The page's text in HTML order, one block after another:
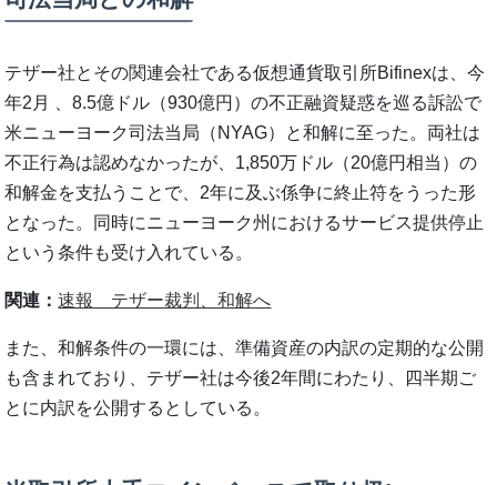
テザー社とその関連会社である仮想通貨取引所Bifinexは、今
年2月 、8.5億ドル（930億円）の不正融資疑惑を巡る訴訟で
米ニューヨーク司法当局（NYAG）と和解に至った。両社は
不正行為は認めなかったが、1,850万ドル（20億円相当）の
和解金を支払うことで、2年に及ぶ係争に終止符をうった形
となった。同時にニューヨーク州におけるサービス提供停止
という条件も受け入れている。
関連：速報 テザー裁判、和解へ
また、和解条件の一環には、準備資産の内訳の定期的な公開
も含まれており、テザー社は今後2年間にわたり、四半期ご
とに内訳を公開するとしている。